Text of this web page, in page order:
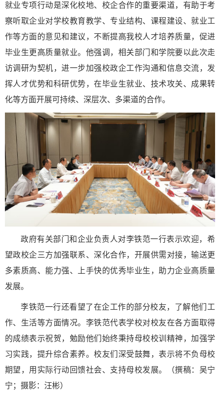
就业专项行动是深化校地、校企合作的重要渠道，有助于考
察听取企业对学校教育教学、专业结构、课程建设、就业工
作等方面的意见和建议，不断提高我校人才培养质量，促进
毕业生更高质量就业。他强调，相关部门和学院要以此次走
访调研为契机，进一步加强校政企工作沟通和信息交流，发
挥人才优势和科研优势，在毕业生就业、技术攻关、成果转
化等方面开展可持续、深层次、多渠道的合作。
政府有关部门和企业负责人对李铁范一行表示欢迎，希
望政校企三方加强联系、深化合作，开展供需对接，输送更
多素质高、能力强、上手快的优秀毕业生，助力企业高质量
发展。
李铁范一行还看望了在企工作的部分校友，了解他们工
作、生活等方面情况。李铁范代表学校对校友在各方面取得
的成绩表示祝贺，勉励他们始终秉持母校校训精神，加强学
习实践，提升综合素养。校友们深受鼓舞，表示将不负母校
期望，用实际行动回馈社会、支持母校发展。（撰稿：吴宁
宁；摄影：汪彬）